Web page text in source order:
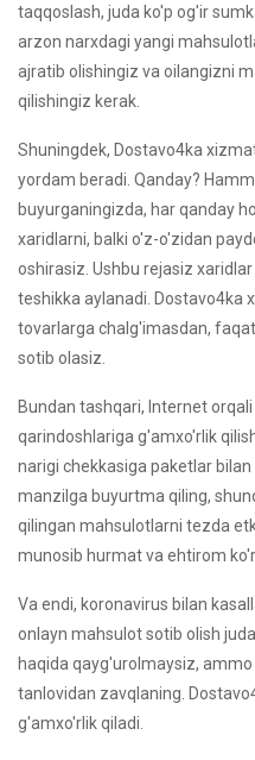
taqqoslash, juda ko'p og'ir
arzon narxdagi yangi
ajratib olishingiz va oilangizni
qilishingiz kerak.
Shuningdek, Dostavo4ka
yordam beradi. Qanday?
buyurganingizda, har qanday
xaridlarni, balki o'z-o'zidan
oshirasiz. Ushbu rejasiz
teshikka aylanadi. Dostavo4ka
tovarlarga chalg'imasdan,
sotib olasiz.
Bundan tashqari, Internet
qarindoshlariga g'amxo'rlik
narigi chekkasiga paketlar
manzilga buyurtma qiling,
qilingan mahsulotlarni tezda
munosib hurmat va ehtirom
Va endi, koronavirus bilan
onlayn mahsulot sotib olish
haqida qayg'urolmaysiz,
tanlovidan zavqlaning.
g'amxo'rlik qiladi.